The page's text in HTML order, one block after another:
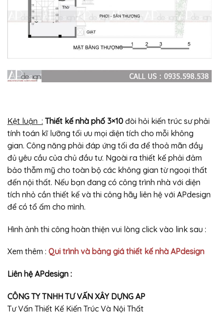
Kệt luận : Thiết kế nhà phố 3×10 đòi hỏi kiến trúc sư phải
tính toán kĩ lưỡng tối ưu mọi diện tích cho mỗi không
gian. Công năng phải đáp ứng tối đa để thoả mãn đầy
đủ yêu cầu của chủ đầu tư. Ngoài ra thiết kế phải đảm
bảo thẫm mỹ cho toàn bộ các không gian từ ngoại thất
đến nội thất. Nếu bạn đang có công trình nhà với diện
tích nhỏ cần thiết kế và thi công hãy liên hệ với APdesign
để có tổ ấm cho mình.
Hình ảnh thi công hoàn thiện vui lòng click vào link sau :
Xem thêm : Qui trình và bảng giá thiết kế nhà APdesign
Liên hệ APdesign :
CÔNG TY TNHH TƯ VẤN XÂY DỰNG AP
Tư Vấn Thiết Kế Kiến Trúc Và Nội Thất